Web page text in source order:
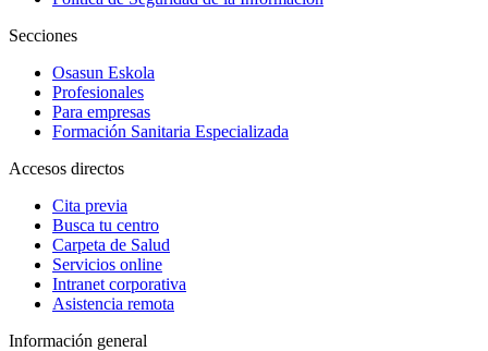
Secciones
Osasun Eskola
Profesionales
Para empresas
Formación Sanitaria Especializada
Accesos directos
Cita previa
Busca tu centro
Carpeta de Salud
Servicios online
Intranet corporativa
Asistencia remota
Información general